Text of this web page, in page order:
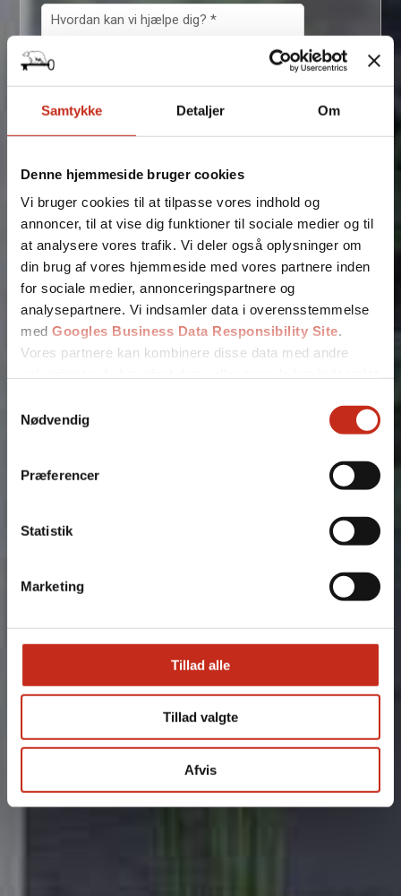
Samtykke Detaljer Om
Denne hjemmeside bruger cookies
Vi bruger cookies til at tilpasse vores indhold og
annoncer, til at vise dig funktioner til sociale medier og til
at analysere vores trafik. Vi deler også oplysninger om
din brug af vores hjemmeside med vores partnere inden
for sociale medier, annonceringspartnere og
analysepartnere. Vi indsamler data i overensstemmelse
med Googles Business Data Responsibility Site.
Vores partnere kan kombinere disse data med andre
Nødvendig
Præferencer
Statistik
Marketing
Tillad alle
Tillad valgte
Afvis
Fjern